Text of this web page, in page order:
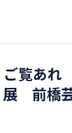
ご覧あ
展 前橋